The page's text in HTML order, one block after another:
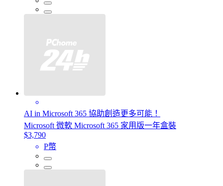
AI in Microsoft 365 協助創造更多可能！
Microsoft 微軟 Microsoft 365 家用版一年盒裝
$3,790
P幣